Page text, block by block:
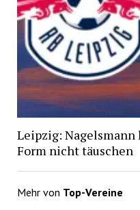
Leipzig:
Form nicht täuschen
Mehr von Top-Vereine